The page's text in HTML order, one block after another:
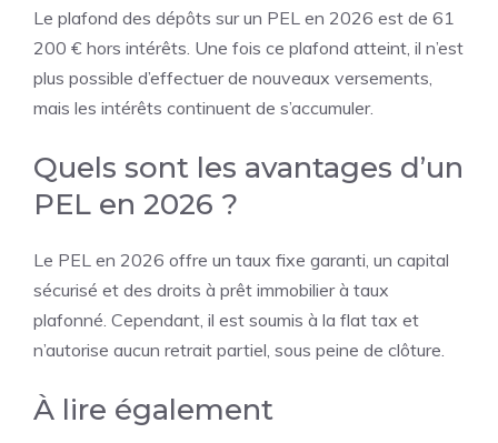
Le plafond des dépôts sur un PEL en 2026 est de 61
200 € hors intérêts. Une fois ce plafond atteint, il n’est
plus possible d’effectuer de nouveaux versements,
mais les intérêts continuent de s’accumuler.
Quels sont les avantages d’un
PEL en 2026 ?
Le PEL en 2026 offre un taux fixe garanti, un capital
sécurisé et des droits à prêt immobilier à taux
plafonné. Cependant, il est soumis à la flat tax et
n’autorise aucun retrait partiel, sous peine de clôture.
À lire également